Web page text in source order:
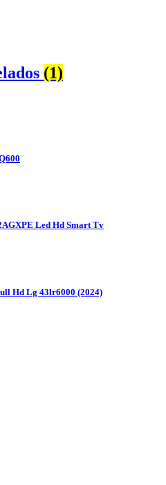
(1)
Led Hd Smart Tv
Hd Lg 43lr6000 (2024)